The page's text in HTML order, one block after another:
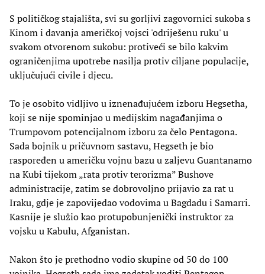
S političkog stajališta, svi su gorljivi zagovornici sukoba s
Kinom i davanja američkoj vojsci 'odriješenu ruku' u
svakom otvorenom sukobu: protiveći se bilo kakvim
ograničenjima upotrebe nasilja protiv ciljane populacije,
uključujući civile i djecu.
To je osobito vidljivo u iznenađujućem izboru Hegsetha,
koji se nije spominjao u medijskim nagađanjima o
Trumpovom potencijalnom izboru za čelo Pentagona.
Sada bojnik u pričuvnom sastavu, Hegseth je bio
raspoređen u američku vojnu bazu u zaljevu Guantanamo
na Kubi tijekom „rata protiv terorizma” Bushove
administracije, zatim se dobrovoljno prijavio za rat u
Iraku, gdje je zapovijedao vodovima u Bagdadu i Samarri.
Kasnije je služio kao protupobunjenički instruktor za
vojsku u Kabulu, Afganistan.
Nakon što je prethodno vodio skupine od 50 do 100